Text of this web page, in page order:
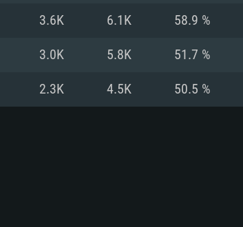
Disco:
Disco:
3.6K 6.1K 58.9 %
3.0K 5.8K 51.7 %
2.3K 4.5K 50.5 %